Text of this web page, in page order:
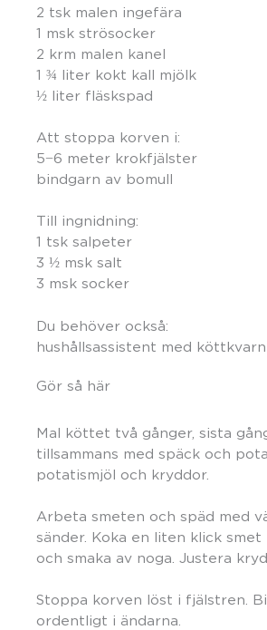
2 tsk malen ingefära
1 msk strösocker
2 krm malen kanel
1 ¾ liter kokt kall mjölk
½ liter fläskspad
Att stoppa korven i:
5−6 meter krokfjälster
bindgarn av bomull
Till ingnidning:
1 tsk salpeter
3 ½ msk salt
3 msk socker
Du behöver också:
hushållsassistent med
Gör så här
Mal köttet två gånger, sista
tillsammans med späck och
potatismjöl och kryddor.
Arbeta smeten och späd med
sänder. Koka en liten klick
och smaka av noga. Justera
Stoppa korven löst i fjälstren.
ordentligt i ändarna.